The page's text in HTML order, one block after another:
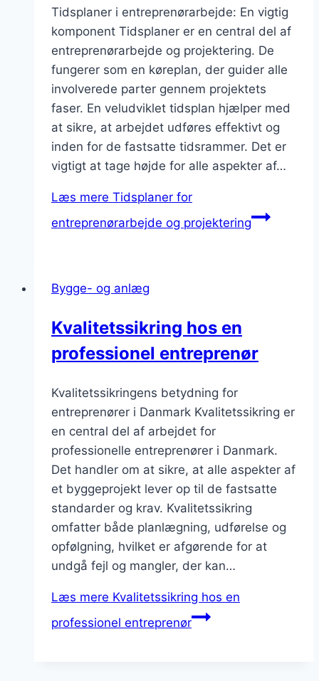
Tidsplaner i entreprenørarbejde: En vigtig
komponent Tidsplaner er en central del af
entreprenørarbejde og projektering. De
fungerer som en køreplan, der guider alle
involverede parter gennem projektets
faser. En veludviklet tidsplan hjælper med
at sikre, at arbejdet udføres effektivt og
inden for de fastsatte tidsrammer. Det er
vigtigt at tage højde for alle aspekter af…
Læs mere Tidsplaner for
entreprenørarbejde og projektering
Bygge- og anlæg
Kvalitetssikring hos en
professionel entreprenør
Kvalitetssikringens betydning for
entreprenører i Danmark Kvalitetssikring er
en central del af arbejdet for
professionelle entreprenører i Danmark.
Det handler om at sikre, at alle aspekter af
et byggeprojekt lever op til de fastsatte
standarder og krav. Kvalitetssikring
omfatter både planlægning, udførelse og
opfølgning, hvilket er afgørende for at
undgå fejl og mangler, der kan…
Læs mere Kvalitetssikring hos en
professionel entreprenør